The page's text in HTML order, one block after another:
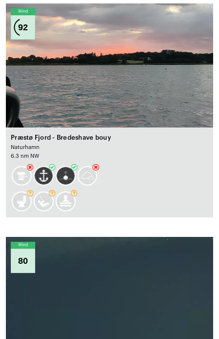
Wind
92
Præstø Fjord - Bredeshave bouy
Naturhamn
6.3 nm NW
Wind
80